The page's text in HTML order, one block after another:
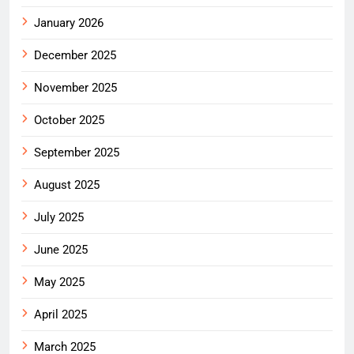
January 2026
December 2025
November 2025
October 2025
September 2025
August 2025
July 2025
June 2025
May 2025
April 2025
March 2025